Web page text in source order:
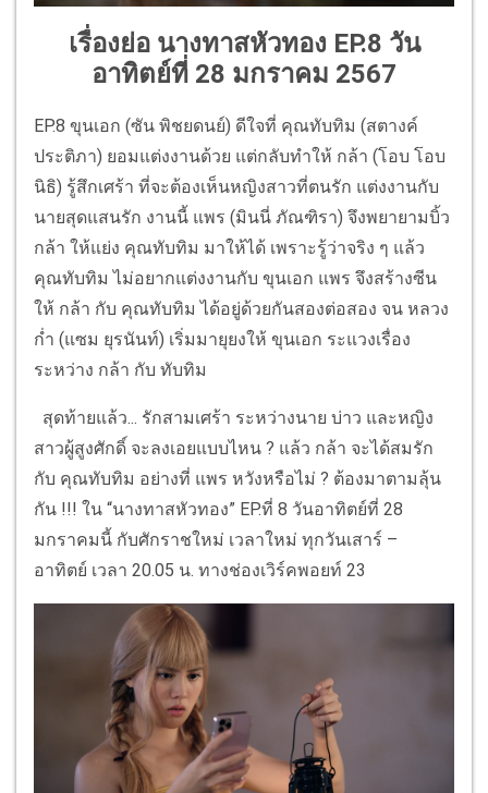
เรื่องย่อ นางทาสหัวทอง EP.8 วัน
อาทิตย์ที่ 28 มกราคม 2567
EP.8 ขุนเอก (ซัน พิชยดนย์) ดีใจที่ คุณทับทิม (สตางค์
ประติภา) ยอมแต่งงานด้วย แต่กลับทำให้ กล้า (โอบ โอบ
นิธิ) รู้สึกเศร้า ที่จะต้องเห็นหญิงสาวที่ตนรัก แต่งงานกับ
นายสุดแสนรัก งานนี้ แพร (มินนี่ ภัณฑิรา) จึงพยายามบิ้ว
กล้า ให้แย่ง คุณทับทิม มาให้ได้ เพราะรู้ว่าจริง ๆ แล้ว
คุณทับทิม ไม่อยากแต่งงานกับ ขุนเอก แพร จึงสร้างซีน
ให้ กล้า กับ คุณทับทิม ได้อยู่ด้วยกันสองต่อสอง จน หลวง
ก่ำ (แซม ยุรนันท์) เริ่มมายุยงให้ ขุนเอก ระแวงเรื่อง
ระหว่าง กล้า กับ ทับทิม
สุดท้ายแล้ว... รักสามเศร้า ระหว่างนาย บ่าว และหญิง
สาวผู้สูงศักดิ์ จะลงเอยแบบไหน ? แล้ว กล้า จะได้สมรัก
กับ คุณทับทิม อย่างที่ แพร หวังหรือไม่ ? ต้องมาตามลุ้น
กัน !!! ใน “นางทาสหัวทอง” EP.ที่ 8 วันอาทิตย์ที่ 28
มกราคมนี้ กับศักราชใหม่ เวลาใหม่ ทุกวันเสาร์ –
อาทิตย์ เวลา 20.05 น. ทางช่องเวิร์คพอยท์ 23